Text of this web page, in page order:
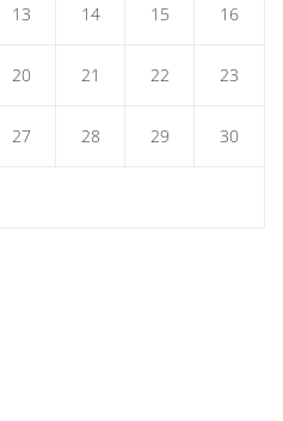
13 14 15 16
20 21 22 23
27 28 29 30